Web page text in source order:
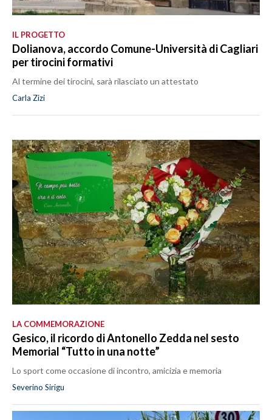
IL PROGETTO
Dolianova, accordo Comune-Università di Cagliari
per tirocini formativi
Al termine dei tirocini, sarà rilasciato un attestato
Carla Zizi
LA COMMEMORAZIONE
Gesico, il ricordo di Antonello Zedda nel sesto
Memorial “Tutto in una notte”
Lo sport come occasione di incontro, amicizia e memoria
Severino Sirigu